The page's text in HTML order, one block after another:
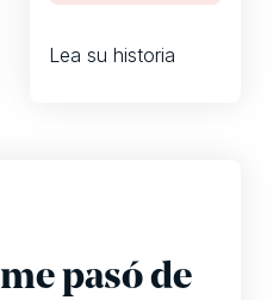
Lea su historia
pasó de